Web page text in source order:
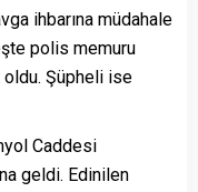
ihbarına müdahale
polis memuru
oldu. Şüpheli ise
Caddesi
geldi. Edinilen